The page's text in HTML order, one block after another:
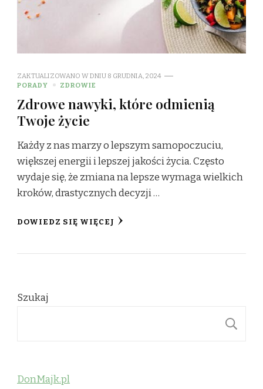
ZAKTUALIZOWANO W DNIU 8 GRUDNIA, 2024
PORADY
ZDROWIE
Zdrowe nawyki, które odmienią
Twoje życie
Każdy z nas marzy o lepszym samopoczuciu,
większej energii i lepszej jakości życia. Często
wydaje się, że zmiana na lepsze wymaga wielkich
kroków, drastycznych decyzji …
DOWIEDZ SIĘ WIĘCEJ
Szukaj
DonMajk.pl